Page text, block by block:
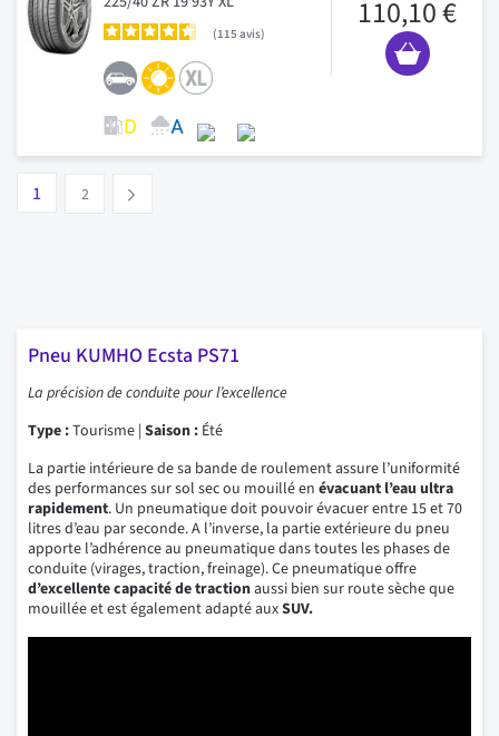
115 avis
110,10 €
Vous lisez actuellement la page
1 2
Pneu KUMHO Ecsta PS71
La précision de conduite pour l’excellence
Type :Tourisme | Saison : Été
La partie intérieure de sa bande de roulement assure l’uniformité
des performances sur sol sec ou mouillé en évacuant l’eau ultra
rapidement. Un pneumatique doit pouvoir évacuer entre 15 et 70
litres d’eau par seconde. A l’inverse, la partie extérieure du pneu
apporte l’adhérence au pneumatique dans toutes les phases de
conduite (virages, traction, freinage). Ce pneumatique offre
d’excellente capacité de tractionaussi bien sur route sèche que
mouillée et est également adapté auxSUV.